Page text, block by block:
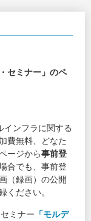
セミナー」のペ
インフラに関する
費無料、どなた
ージから事前登
合でも、事前登
（録画）の公開
ください。
ミナー 「モルデ